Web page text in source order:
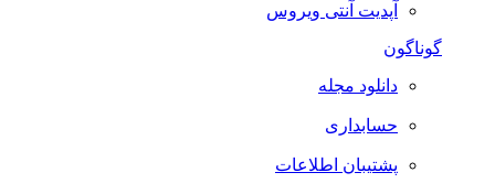
آپدیت آنتی ویروس
گوناگون
دانلود مجله
حسابداری
پشتیبان اطلاعات